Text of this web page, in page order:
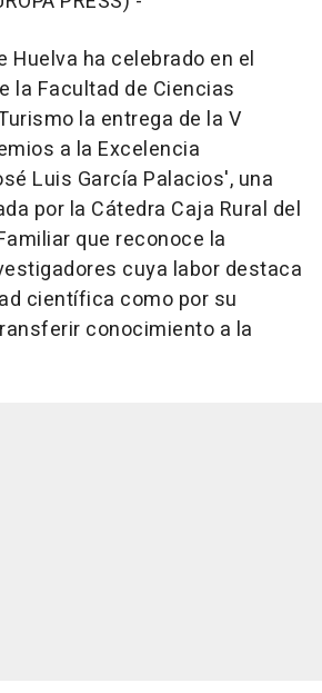
Huelva ha celebrado en el
la Facultad de Ciencias
la entrega de la V
a la Excelencia
Luis García Palacios', una
por la Cátedra Caja Rural del
que reconoce la
cuya labor destaca
científica como por su
conocimiento a la